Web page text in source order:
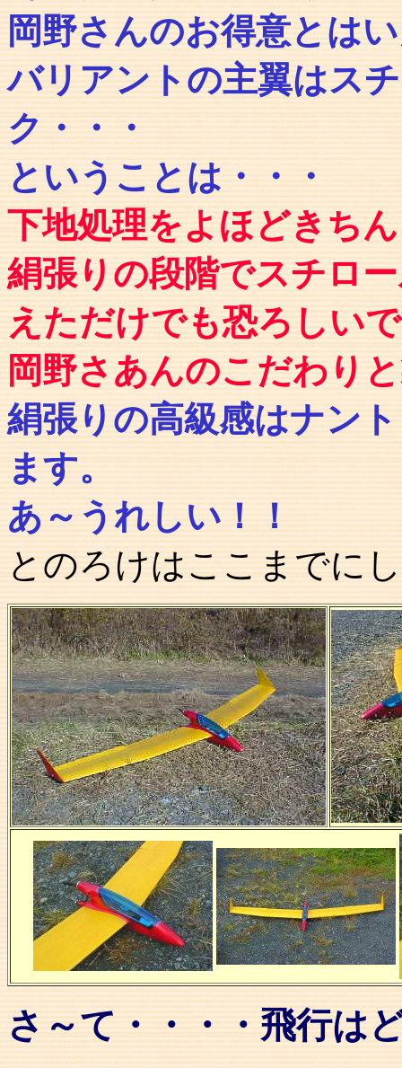
岡野さんのお得意とは
バリアントの主翼はス
ク・・・
ということは・・・
下地処理をよほどきち
絹張りの段階でスチロ
えただけでも恐ろしい
岡野さあんのこだわり
絹張りの高級感はナン
ます。
あ～うれしい！！
とのろけはここまでに
さ～て・・・・飛行は